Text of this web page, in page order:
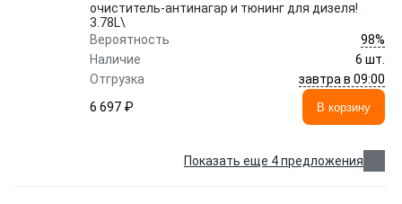
очиститель-антинагар и тюнинг для дизеля!
3.78L\
Вероятность
98%
Наличие
6 шт.
Отгрузка
завтра в 09:00
6 697 ₽
В корзину
Показать еще 4 предложения